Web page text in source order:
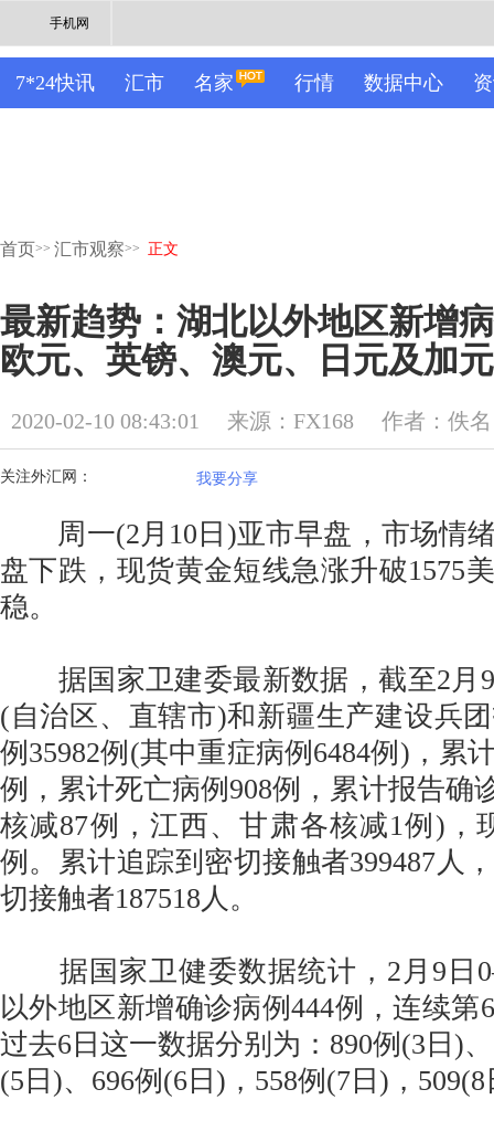
手机网
7*24快讯 汇市 名家 行情 数据中心
首页>> 汇市观察>> 正文
最新趋势：湖北以外地区新增
欧元、英镑、澳元、日元及加
2020-02-10 08:43:01 来源：FX168 作者：佚名
关注外汇网： 我要分享
周一(2月10日)亚市早盘，市场情
盘下跌，现货黄金短线急涨升破1575
稳。
据国家卫建委最新数据，截至2月9
(自治区、直辖市)和新疆生产建设兵
例35982例(其中重症病例6484例)，累
例，累计死亡病例908例，累计报告确
核减87例，江西、甘肃各核减1例)，
例。累计追踪到密切接触者399487人
切接触者187518人。
据国家卫健委数据统计，2月9日
以外地区新增确诊病例444例，连续第
过去6日这一数据分别为：890例(3日)
(5日)、696例(6日)，558例(7日)，